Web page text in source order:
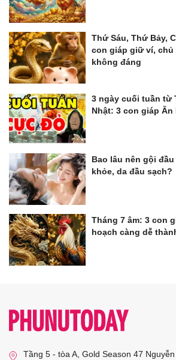
Thứ Sáu, Thứ Bảy,
con giáp giữ ví, chủ
không đáng
3 ngày cuối tuần từ
Nhật: 3 con giáp
Bao lâu nên gội
khỏe, da đầu sạch?
Tháng 7 âm: 3 con
hoạch càng dễ
Tầng 5 - tòa A, Gold Season 47